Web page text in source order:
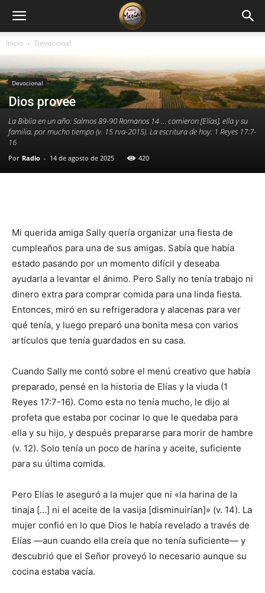
Inicio Devocional
Devocional
Dios provee
La Biblia en un año: Salmos 89-90 Romanos 14 … comieron [Elías], ella y su
familia, por mucho tiempo (v. 15 rva-2015). La escritura de hoy: 1 Reyes 17:7-
16
Por Radio - 14 de agosto de 2025 420
Mi querida amiga Sally quería organizar una fiesta de
cumpleaños para una de sus amigas. Sabía que había
estado pasando por un momento difícil y deseaba
ayudarla a levantar el ánimo. Pero Sally no tenía trabajo ni
dinero extra para comprar comida para una linda fiesta.
Entonces, miró en su refrigeradora y alacenas para ver
qué tenía, y luego preparó una bonita mesa con varios
artículos que tenía guardados en su casa.
Cuando Sally me contó sobre el menú creativo que había
preparado, pensé en la historia de Elías y la viuda (1
Reyes 17:7-16). Como esta no tenía mucho, le dijo al
profeta que estaba por cocinar lo que le quedaba para
ella y su hijo, y después prepararse para morir de hambre
(v. 12). Solo tenía un poco de harina y aceite, suficiente
para su última comida.
Pero Elías le aseguró a la mujer que ni «la harina de la
tinaja […] ni el aceite de la vasija [disminuirían]» (v. 14). La
mujer confió en lo que Dios le había revelado a través de
Elías —aun cuando ella creía que no tenía suficiente— y
descubrió que el Señor proveyó lo necesario aunque su
cocina estaba vacía.